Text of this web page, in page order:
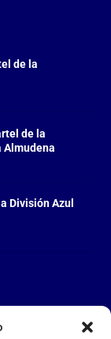
de la
de la
Almudena
División Azul